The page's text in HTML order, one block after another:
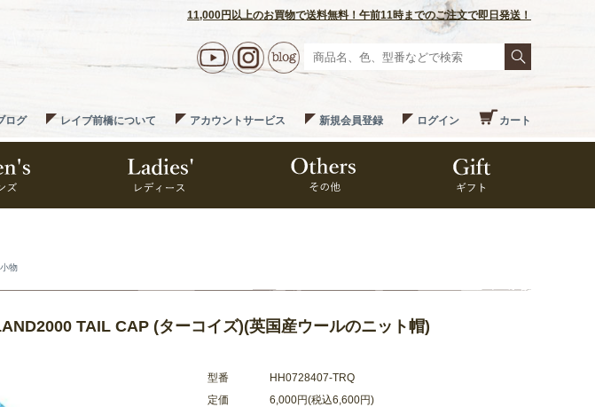
11,000円以上のお買物で送料無料！午前11時までのご注文で即日発送！
ログ レイブ前橋について アカウントサービス 新規会員登録 ログイン カート
物
TAIL CAP (ターコイズ)(英国産ウールのニット帽)
型番
HH0728407-TRQ
定価
6,000円(税込6,600円)